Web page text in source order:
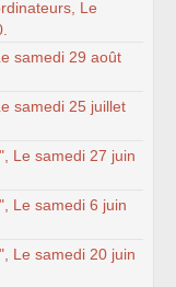
Le
samedi 29 août
samedi 25 juillet
Le samedi 27 juin
Le samedi 6 juin
Le samedi 20 juin